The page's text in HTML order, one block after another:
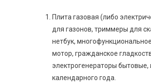
Плита газовая (либо
для газонов, триммеры для
нетбук,
мотор, гражданское
электрогенераторы бытовые,
календарного года.